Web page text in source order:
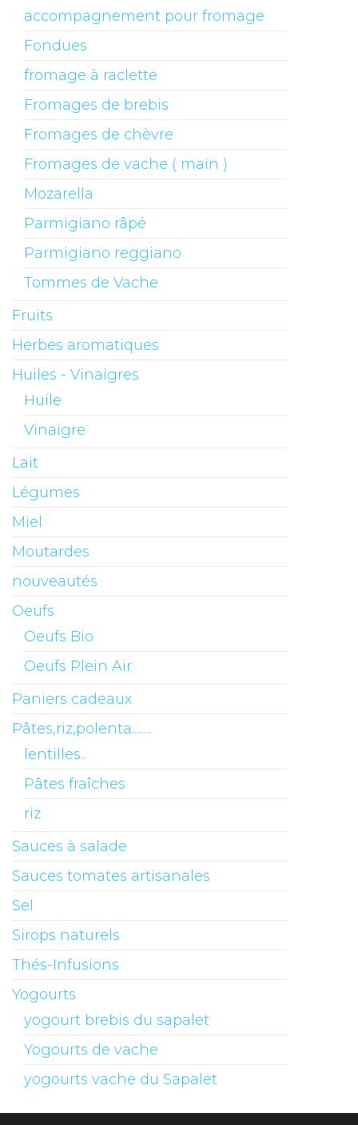
accompagnement pour fromage
Fondues
fromage à raclette
Fromages de brebis
Fromages de chèvre
Fromages de vache ( main )
Mozarella
Parmigiano râpé
Parmigiano reggiano
Tommes de Vache
Fruits
Herbes aromatiques
Huiles - Vinaigres
Huile
Vinaigre
Lait
Légumes
Miel
Moutardes
nouveautés
Oeufs
Oeufs Bio
Oeufs Plein Air
Paniers cadeaux
Pâtes,riz,polenta........
lentilles..
Pâtes fraîches
riz
Sauces à salade
Sauces tomates artisanales
Sel
Sirops naturels
Thés-Infusions
Yogourts
yogourt brebis du sapalet
Yogourts de vache
yogourts vache du Sapalet